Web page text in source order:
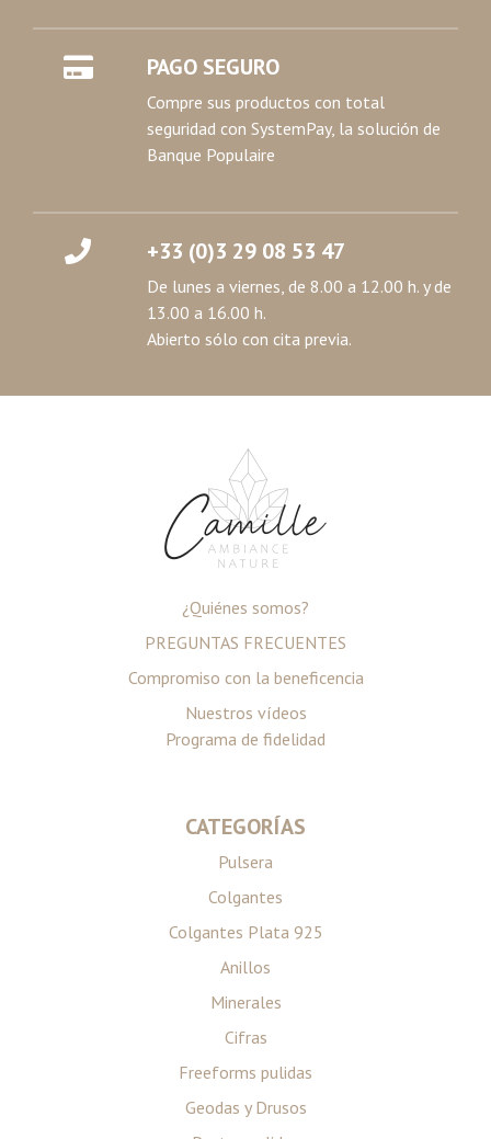
PAGO SEGURO
Compre sus productos con total
seguridad con SystemPay, la solución de
Banque Populaire
+33 (0)3 29 08 53 47
De lunes a viernes, de 8.00 a 12.00 h. y de
13.00 a 16.00 h.
Abierto sólo con cita previa.
¿Quiénes somos?
PREGUNTAS FRECUENTES
Compromiso con la beneficencia
Nuestros vídeos
Programa de fidelidad
CATEGORÍAS
Pulsera
Colgantes
Colgantes Plata 925
Anillos
Minerales
Cifras
Freeforms pulidas
Geodas y Drusos